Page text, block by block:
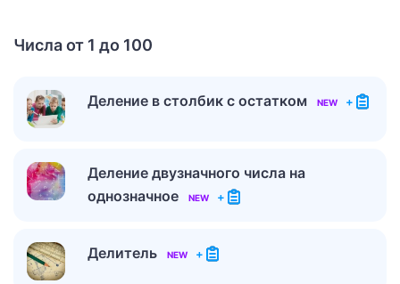
Числа от 1 до 100
Деление в столбик с остатком NEW +
Деление двузначного числа на
однозначное
NEW +
Делитель NEW +